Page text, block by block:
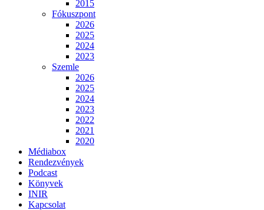
2015
Fókuszpont
2026
2025
2024
2023
Szemle
2026
2025
2024
2023
2022
2021
2020
Médiabox
Rendezvények
Podcast
Könyvek
INIR
Kapcsolat